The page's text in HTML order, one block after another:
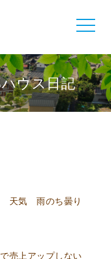
toggle
ウス日記
天気 雨のち曇り
売上アップしない